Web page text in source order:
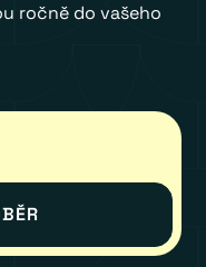
ročně do vašeho